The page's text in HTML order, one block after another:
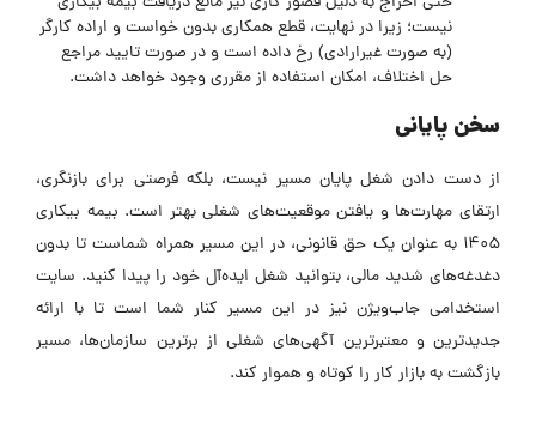
نیست؛ زیرا در نهایت، قطع همکاری بدون خواست و اراده کارگر
(به صورت غیرارادی) رخ داده است و در صورت تایید مراجع
حل اختلاف، امکان استفاده از مقرری وجود خواهد داشت.
سخن پایانی
از دست دادن شغل پایان مسیر نیست، بلکه فرصتی برای بازنگری،
ارتقای مهارت‌ها و یافتن موقعیت‌های شغلی بهتر است. بیمه بیکاری
۱۴۰۵ به عنوان یک حق قانونی، در این مسیر همراه شماست تا بدون
دغدغه‌های شدید مالی، بتوانید شغل ایده‌آل خود را پیدا کنید. سایت
استخدامی جاب‌ویژن نیز در این مسیر کنار شما است تا با ارائه
جدیدترین و معتبرترین آگهی‌های شغلی از برترین سازمان‌ها، مسیر
بازگشت به بازار کار را کوتاه و هموار کند.